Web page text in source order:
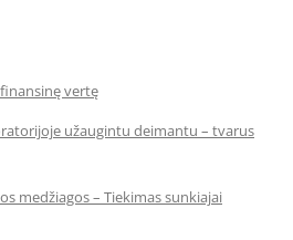
vertę
užaugintu deimantu – tvarus
medžiagos – Tiekimas sunkiajai